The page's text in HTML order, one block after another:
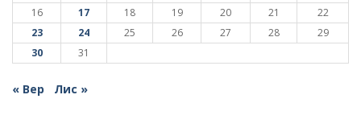
16
17 18 19 20 21
22
23
24 25 26 27 28
29
30
31
« Вер Лис »